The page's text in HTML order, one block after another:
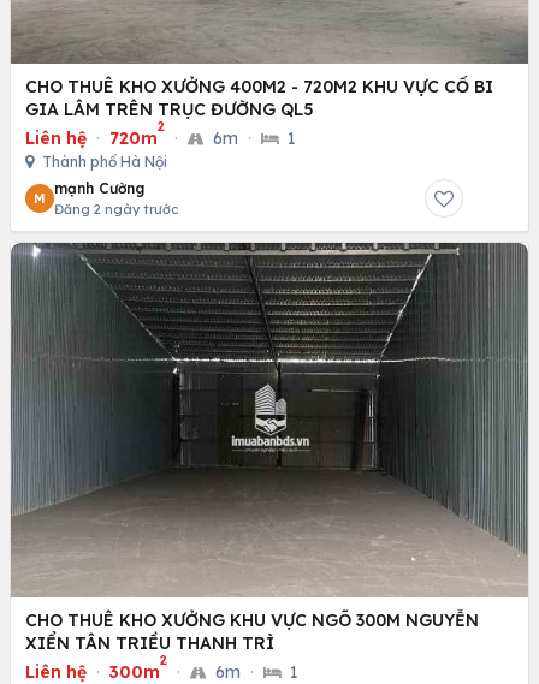
CHO THUÊ KHO XƯỞNG 400M2 - 720M2 KHU VỰC CỔ BI
GIA LÂM TRÊN TRỤC ĐƯỜNG QL5
Liên hệ · 720m
2
· 6m · 1
Thành phố Hà Nội
M
mạnh Cường
Đăng 2 ngày trước
CHO THUÊ KHO XƯỞNG KHU VỰC NGÕ 300M NGUYỄN
XIỂN TÂN TRIỀU THANH TRÌ
Liên hệ · 300m
2
· 6m · 1